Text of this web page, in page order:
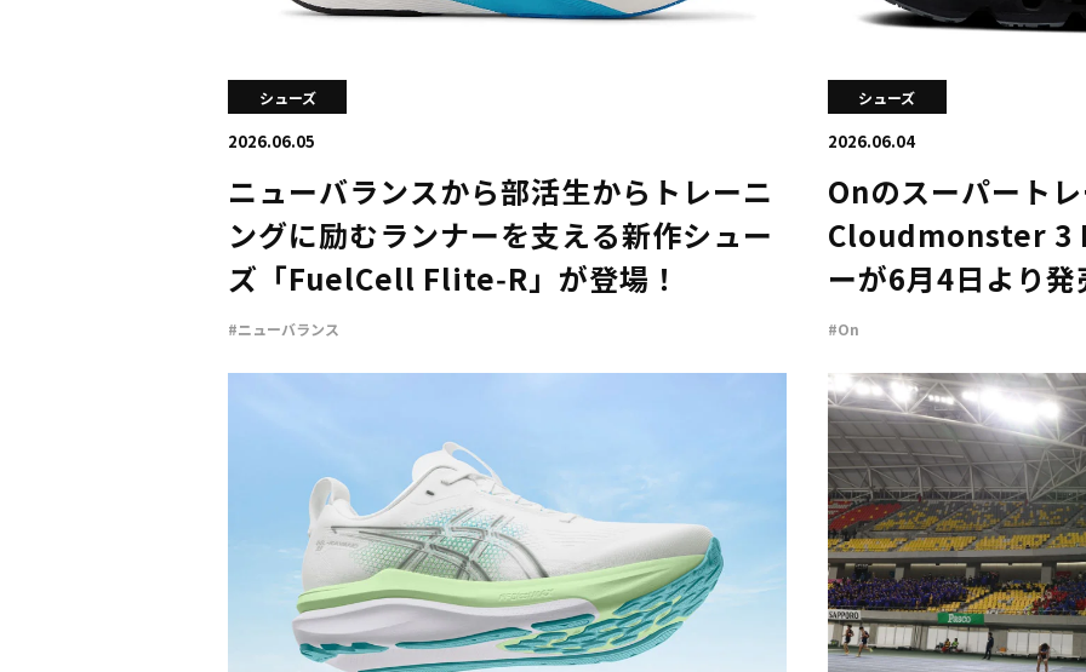
シューズ
2026.06.05
ニューバランスから部活生からトレーニ
ングに励むランナーを支える新作シュー
ズ「FuelCell Flite‑R」が登場！
#ニューバランス
シューズ
2026.06.04
Onのスーパート
Cloudmonster 3
ーが6月4日より発
#On